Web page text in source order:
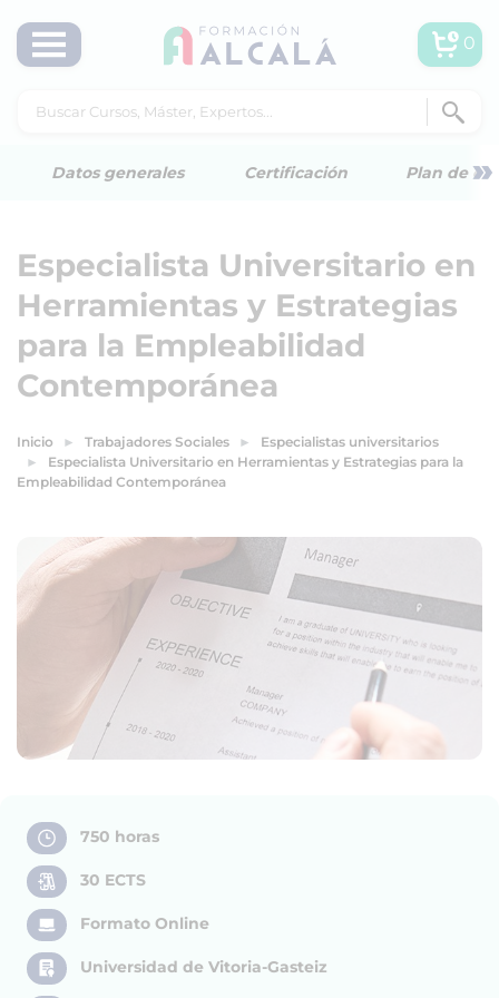
0
Datos generales Certificación Plan de »
Especialista Universitario en
Herramientas y Estrategias
para la Empleabilidad
Contemporánea
Inicio Trabajadores Sociales
Especialistas universitarios
Especialista Universitario en Herramientas y Estrategias para la
Empleabilidad Contemporánea
750 horas
30 ECTS
Formato Online
Universidad de Vitoria-Gasteiz